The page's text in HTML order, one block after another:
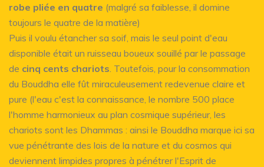
robe pliée en quatre (malgré sa faiblesse, il domine
toujours le quatre de la matière)
Puis il voulu étancher sa soif, mais le seul point d'eau
disponible était un ruisseau boueux souillé par le passage
de cinq cents chariots . Toutefois, pour la consommation
du Bouddha elle fût miraculeusement redevenue claire et
pure (l'eau c'est la connaissance, le nombre 500 place
l'homme harmonieux au plan cosmique supérieur, les
chariots sont les Dhammas : ainsi le Bouddha marque ici sa
vue pénétrante des lois de la nature et du cosmos qui
deviennent limpides propres à pénétrer l'Esprit de